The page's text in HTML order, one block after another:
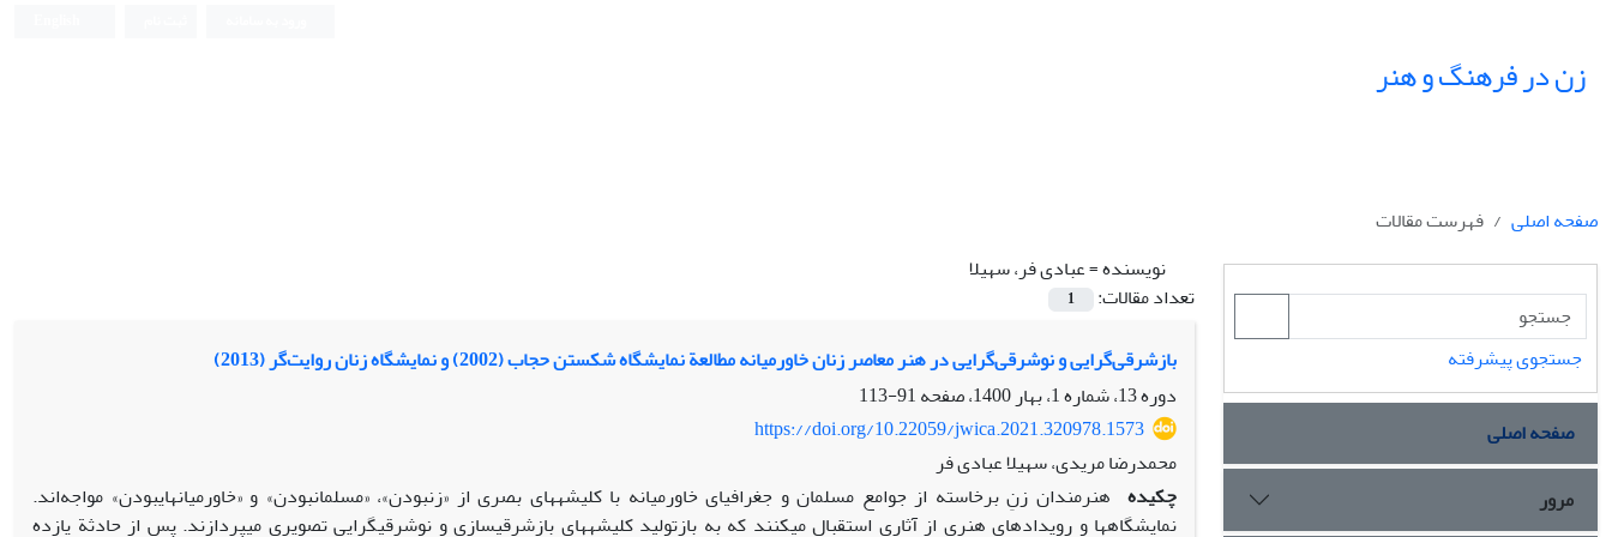
زن در فرهنگ و هنر
صفحه اصلی
فهرست مقالات
نویسنده =عبادی فر، سهیلا
تعداد مقالات:
1
بازشرقی‌گرایی و نوشرقی‌گرایی در هنر معاصر زنان خاورمیانه مطالعة نمایشگاه شکستن حجاب (2002) و نمایشگاه زنان روایت‌گر (2013)
دوره 13، شماره 1، بهار 1400، صفحه
91-113
https://doi.org/10.22059/jwica.2021.320978.1573
محمدرضا مریدی، سهیلا عبادی فر
چکیده هنرمندان زنِ برخاسته از جوامع مسلمان و جغرافیای خاورمیانه با کلیشه‏های بصری از «زن‏بودن»، «مسلمان‏بودن» و «خاورمیانه‏ای‏بودن» مواجه‌اند.
نمایشگاه‏ها و رویدادهای هنری از آثاری استقبال می‏کنند که به بازتولید کلیشه‏های بازشرقی‏سازی و نوشرقی‏گرایی تصویری می‏پردازند. پس از حادثة یازده
جستجوی پیشرفته
صفحه اصلی
مرور